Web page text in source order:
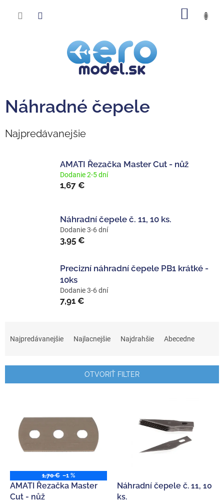
Náhradné čepele
Najpredávanejšie
AMATI Řezačka Master Cut - nůž
Dodanie 2-5 dní
1,67 €
Náhradní čepele č. 11, 10 ks.
Dodanie 3-6 dní
3,95 €
Precizní náhradní čepele PB1 krátké -
10ks
Dodanie 3-6 dní
7,91 €
i
o
Najpredávanejšie Najlacnejšie Najdrahšie Abecedne
OTVORIŤ FILTER
d
u
1,70 € –1 %
AMATI Řezačka Master
Cut - nůž
Náhradní čepele č. 11, 10
ks.